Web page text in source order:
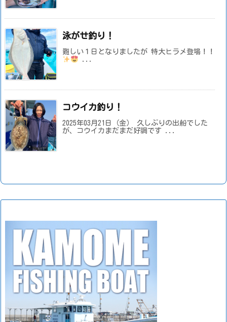
泳がせ釣り！
難しい１日となりましたが 特大ヒラメ登場！！
...
コウイカ釣り！
2025年03月21日（金） 久しぶりの出船でした
が、コウイカまだまだ好調です ...